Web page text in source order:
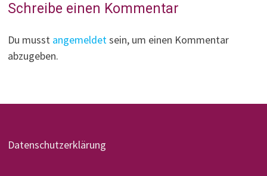
Schreibe einen Kommentar
Du musst angemeldetsein, um einen Kommentar
abzugeben.
Datenschutzerklärung